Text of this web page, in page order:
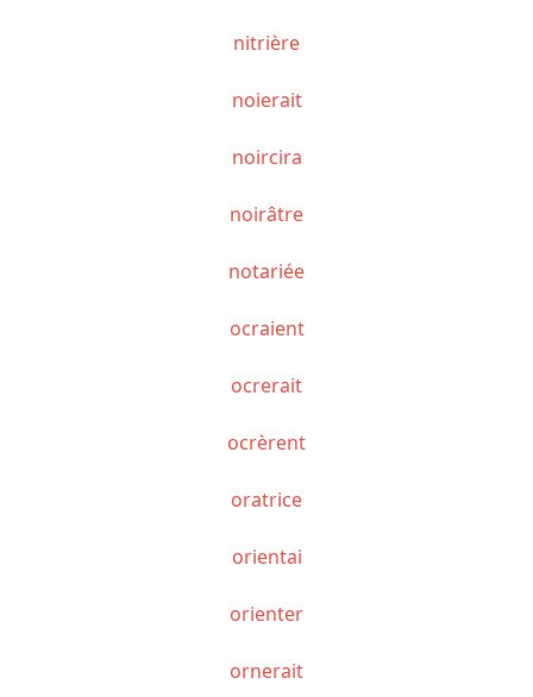
nitrière
noierait
noircira
noirâtre
notariée
ocraient
ocrerait
ocrèrent
oratrice
orientai
orienter
ornerait